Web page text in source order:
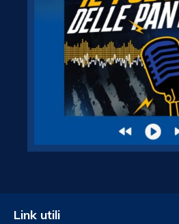
Link utili